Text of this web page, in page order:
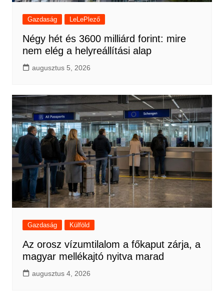
Gazdaság LeLePlező
Négy hét és 3600 milliárd forint: mire
nem elég a helyreállítási alap
augusztus 5, 2026
Gazdaság Külföld
Az orosz vízumtilalom a főkaput zárja, a
magyar mellékajtó nyitva marad
augusztus 4, 2026